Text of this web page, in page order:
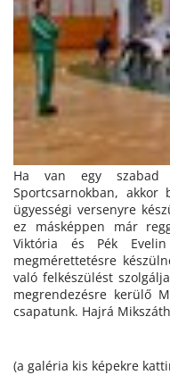
Ha van egy szabad
Sportcsarnokban,
ügyességi versenyre
ez másképpen már
Viktória és Pék
megmérettetésre
való felkészülést
megrendezésre kerülő
csapatunk. Hajrá
(a galéria kis képekre